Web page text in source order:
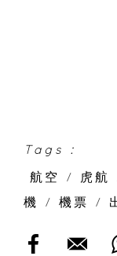
Tags :
航空
/ 虎航
機
/ 機票 /